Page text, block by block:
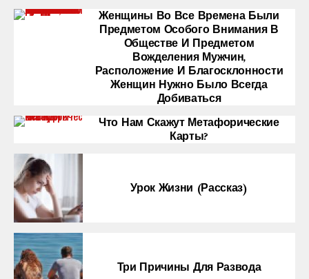
Женщины Во Все Времена Были
Предметом Особого Внимания В
Обществе И Предметом
Вожделения Мужчин,
Расположение И Благосклонности
Женщин Нужно Было Всегда
Добиваться
Что Нам Скажут Метафорические
Карты?
Урок Жизни (рассказ)
Три Причины Для Развода